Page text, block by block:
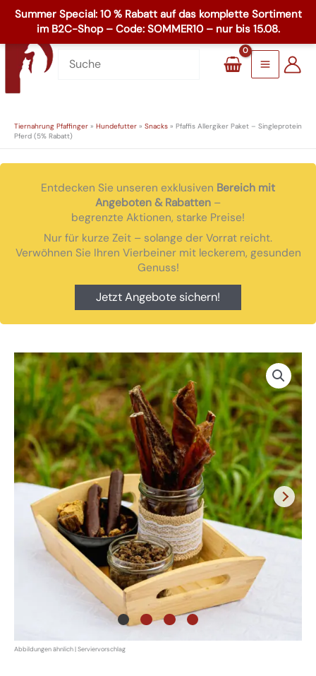
Zum
Inhalt
springen
☏+49 8503 1795
Main
Menu
Tiernahrung Pfaffinger » Hundefutter » Snacks » Pfaffis Allergiker Paket – Singleprotein
Pferd (5% Rabatt)
Entdecken Sie unseren exklusiven Bereich mit
Angeboten & Rabatten –
begrenzte Aktionen, starke Preise!
Nur für kurze Zeit – solange der Vorrat reicht.
Verwöhnen Sie Ihren Vierbeiner mit leckerem, gesunden
Genuss!
Jetzt Angebote sichern!
Pfaffis
Allergiker
Paket
-
Singleprotein
Pferd
(5%
Rabatt)
Menge